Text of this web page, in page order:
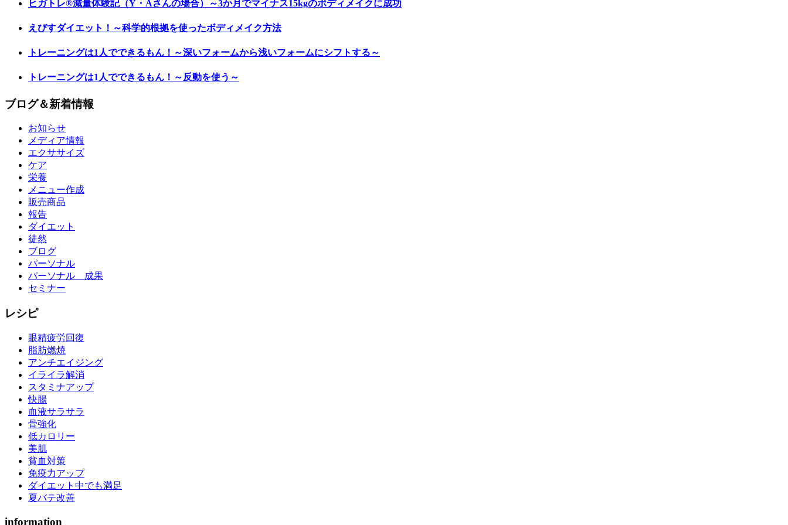
ヒガトレ®減量体験記（Y・Aさんの場合）～3か月でマイナス15kgのボディメイクに成功
えびすダイエット！～科学的根拠を使ったボディメイク方法
トレーニングは1人でできるもん！～深いフォームから浅いフォームにシフトする～
トレーニングは1人でできるもん！～反動を使う～
ブログ＆新着情報
お知らせ
メディア情報
エクササイズ
ケア
栄養
メニュー作成
販売商品
報告
ダイエット
徒然
ブログ
パーソナル
パーソナル 成果
セミナー
レシピ
眼精疲労回復
脂肪燃焼
アンチエイジング
イライラ解消
スタミナアップ
快腸
血液サラサラ
骨強化
低カロリー
美肌
貧血対策
免疫力アップ
ダイエット中でも満足
夏バテ改善
information